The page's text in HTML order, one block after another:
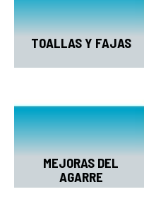
TOALLAS Y FAJAS
MEJORAS DEL
AGARRE